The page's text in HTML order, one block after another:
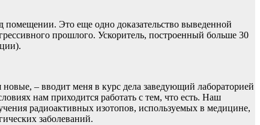
Это еще одно доказательство выведенной
прошлого. Ускоритель, построенный больше 30
– вводит меня в курс дела заведующий лабораторией
нам приходится работать с тем, что есть. Наш
радиоактивных изотопов, используемых в медицине,
заболеваний.